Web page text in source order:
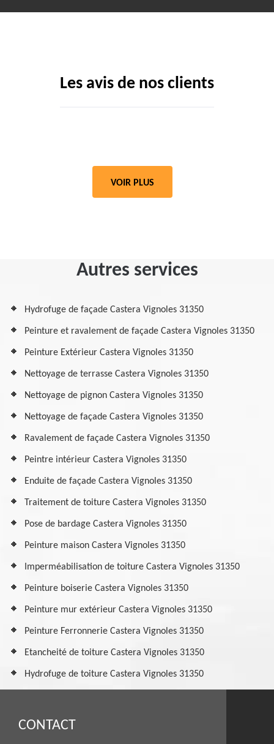
Les avis de nos clients
VOIR PLUS
Autres services
Hydrofuge de façade Castera Vignoles 31350
Peinture et ravalement de façade Castera Vignoles 31350
Peinture Extérieur Castera Vignoles 31350
Nettoyage de terrasse Castera Vignoles 31350
Nettoyage de pignon Castera Vignoles 31350
Nettoyage de façade Castera Vignoles 31350
Ravalement de façade Castera Vignoles 31350
Peintre intérieur Castera Vignoles 31350
Enduite de façade Castera Vignoles 31350
Traitement de toiture Castera Vignoles 31350
Pose de bardage Castera Vignoles 31350
Peinture maison Castera Vignoles 31350
Imperméabilisation de toiture Castera Vignoles 31350
Peinture boiserie Castera Vignoles 31350
Peinture mur extérieur Castera Vignoles 31350
Peinture Ferronnerie Castera Vignoles 31350
Etancheité de toiture Castera Vignoles 31350
Hydrofuge de toiture Castera Vignoles 31350
CONTACT